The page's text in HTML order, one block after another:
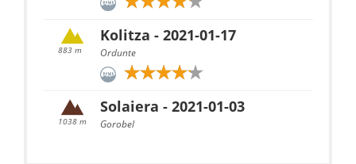
883 m
Kolitza - 2021-01-17
Ordunte
1038 m
Solaiera - 2021-01-03
Gorobel